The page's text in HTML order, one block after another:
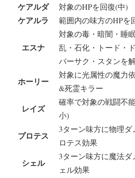
ケアルダ 対象のHPを回復(中)
ケアルラ 範囲内の味方のHPを
エスナ
対象の毒・暗闇・睡
乱・石化・トード・
バーサク・スタンを
ホーリー
対象に光属性の魔力
&死霊キラー
レイズ
確率で対象の戦闘不
小)
プロテス
3ターン味方に物理
ロテス効果
シェル
3ターン味方に魔法
ェル効果